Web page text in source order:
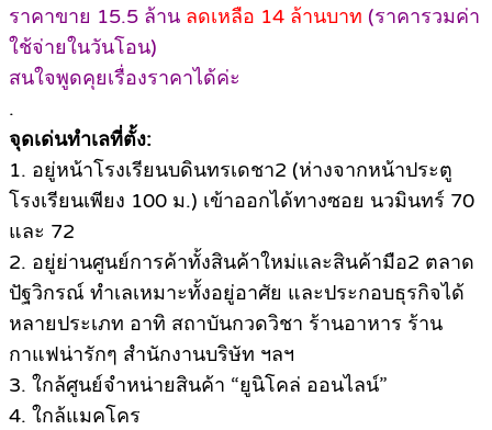
ราคาขาย 15.5 ล้าน ลดเหลือ 14 ล้านบาท (ราคารวมค่า
ใช้จ่ายในวันโอน)
สนใจพูดคุยเรื่องราคาได้ค่ะ
.
จุดเด่นทำเลที่ตั้ง:
1. อยู่หน้าโรงเรียนบดินทรเดชา2 (ห่างจากหน้าประตู
โรงเรียนเพียง 100 ม.) เข้าออกได้ทางซอย นวมินทร์ 70
และ 72
2. อยู่ย่านศูนย์การค้าทั้งสินค้าใหม่และสินค้ามือ2 ตลาด
ปัฐวิกรณ์ ทำเลเหมาะทั้งอยู่อาศัย และประกอบธุรกิจได้
หลายประเภท อาทิ สถาบันกวดวิชา ร้านอาหาร ร้าน
กาแฟน่ารักๆ สำนักงานบริษัท ฯลฯ
3. ใกล้ศูนย์จำหน่ายสินค้า “ยูนิโคล่ ออนไลน์”
4. ใกล้แมคโคร